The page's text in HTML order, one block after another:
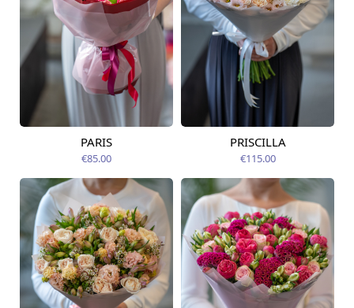
Pieejams šodien
PARIS
€85.00
Pieejams šodien
PRISCILLA
€115.00